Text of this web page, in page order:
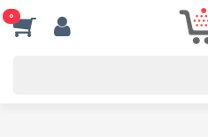
0